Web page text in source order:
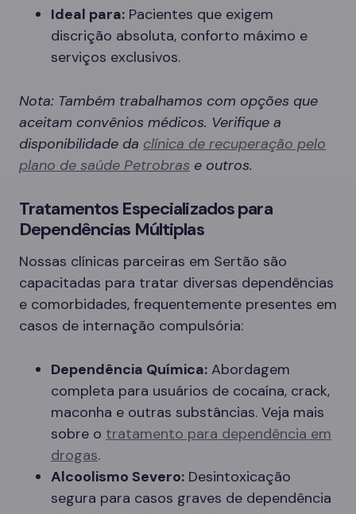
Ideal para: Pacientes que exigem
discrição absoluta, conforto máximo e
serviços exclusivos.
Nota: Também trabalhamos com opções que
aceitam convênios médicos. Verifique a
disponibilidade da clínica de recuperação pelo
plano de saúde Petrobras e outros.
Tratamentos Especializados para
Dependências Múltiplas
Nossas clínicas parceiras em Sertão são
capacitadas para tratar diversas dependências
e comorbidades, frequentemente presentes em
casos de internação compulsória:
Dependência Química: Abordagem
completa para usuários de cocaína, crack,
maconha e outras substâncias. Veja mais
sobre o tratamento para dependência em
drogas.
Alcoolismo Severo: Desintoxicação
segura para casos graves de dependência